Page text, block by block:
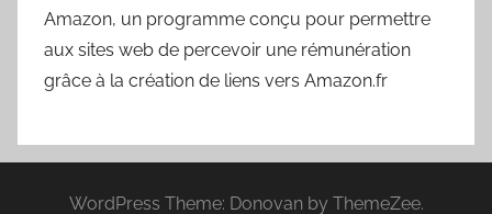
Amazon, un programme conçu pour permettre
aux sites web de percevoir une rémunération
grâce à la création de liens vers Amazon.fr
WordPress Theme: Donovan by ThemeZee.